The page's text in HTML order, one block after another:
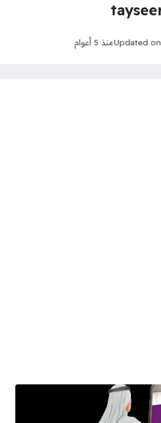
Updated onمنذ 5 أعوام